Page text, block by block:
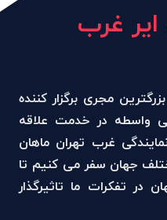
غرب
مجری برگزار کننده
واسطه در خدمت علاقه
غرب تهران ماهان
جهان سفر می کنیم تا
تفکرات ما تاثیرگذار